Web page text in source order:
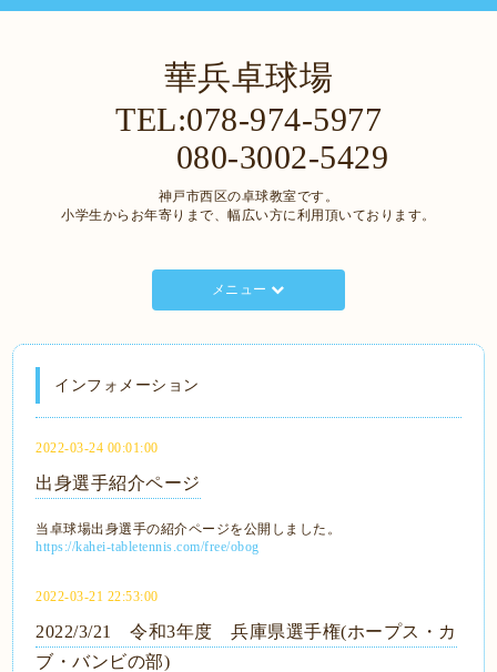
華兵卓球場
TEL:078-974-5977
080-3002-5429
神戸市西区の卓球教室です。
小学生からお年寄りまで、幅広い方に利用頂いております。
メニュー
インフォメーション
2022-03-24 00:01:00
出身選手紹介ページ
当卓球場出身選手の紹介ページを公開しました。
https://kahei-tabletennis.com/free/obog
2022-03-21 22:53:00
2022/3/21 令和3年度 兵庫県選手権(ホープス・カ
ブ・バンビの部)